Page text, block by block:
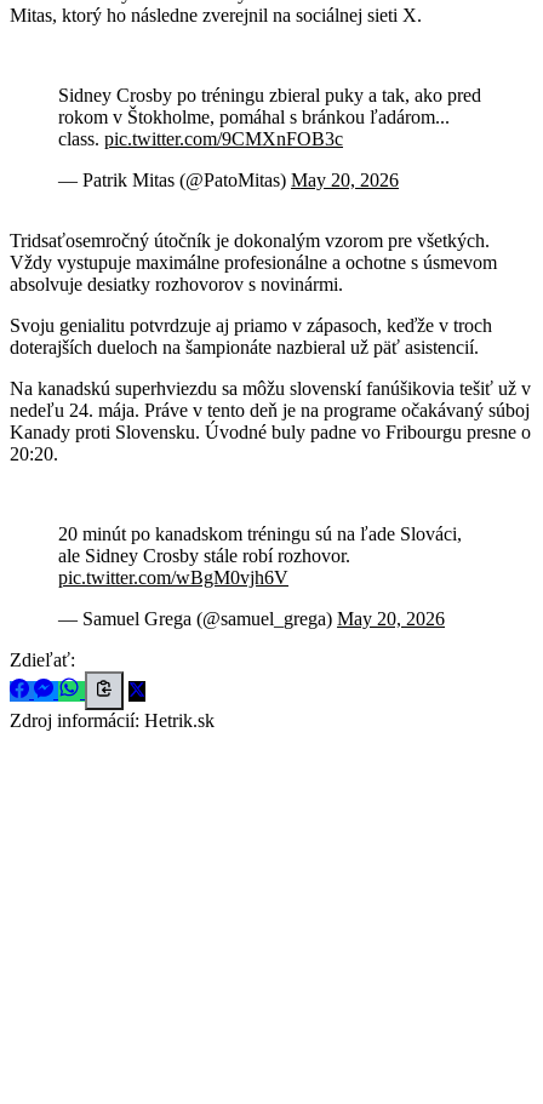
Mitas, ktorý ho následne zverejnil na sociálnej sieti X.
Sidney Crosby po tréningu zbieral puky a tak, ako pred
rokom v Štokholme, pomáhal s bránkou ľadárom...
class. pic.twitter.com/9CMXnFOB3c
— Patrik Mitas (@PatoMitas) May 20, 2026
Tridsaťosemročný útočník je dokonalým vzorom pre všetkých.
Vždy vystupuje maximálne profesionálne a ochotne s úsmevom
absolvuje desiatky rozhovorov s novinármi.
Svoju genialitu potvrdzuje aj priamo v zápasoch, keďže v troch
doterajších dueloch na šampionáte nazbieral už päť asistencií.
Na kanadskú superhviezdu sa môžu slovenskí fanúšikovia tešiť už v
nedeľu 24. mája. Práve v tento deň je na programe očakávaný súboj
Kanady proti Slovensku. Úvodné buly padne vo Fribourgu presne o
20:20.
20 minút po kanadskom tréningu sú na ľade Slováci,
ale Sidney Crosby stále robí rozhovor.
pic.twitter.com/wBgM0vjh6V
— Samuel Grega (@samuel_grega) May 20, 2026
Zdieľať:
Zdroj informácií: Hetrik.sk